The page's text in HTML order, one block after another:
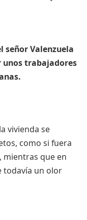
señor Valenzuela
unos trabajadores
vivienda se
como si fuera
mientras que en
todavía un olor